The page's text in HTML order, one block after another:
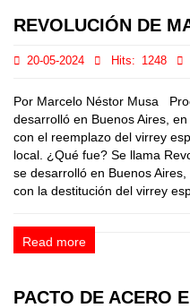
REVOLUCIÓN DE
20-05-2024 Hits: 1248
Por Marcelo Néstor Musa
desarrolló en Buenos Aires,
con el reemplazo del virrey
local. ¿Qué fue? Se llama
se desarrolló en Buenos
con la destitución del virrey
Read more
PACTO DE ACERO